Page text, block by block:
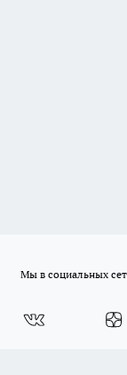
Мы в социальных